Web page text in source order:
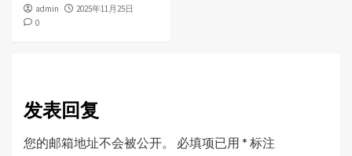
admin
2025年11月25日
0
发表回复
您的邮箱地址不会被公开。 必填项已用 * 标注